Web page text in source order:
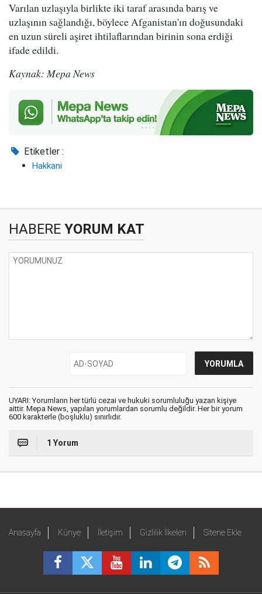
Varılan uzlaşıyla birlikte iki taraf arasında barış ve
uzlaşının sağlandığı, böylece Afganistan'ın doğusundaki
en uzun süreli aşiret ihtilaflarından birinin sona erdiği
ifade edildi.
Kaynak: Mepa News
Etiketler :
Hakkani
HABERE YORUM KAT
UYARI: Yorumların her türlü cezai ve hukuki sorumluluğu yazan kişiye
aittir. Mepa News, yapılan yorumlardan sorumlu değildir. Her bir yorum
600 karakterle (boşluklu) sınırlıdır.
1 Yorum
Anasayfa Künye İletişim Gizlilik İlkeleri Sitene Ekle